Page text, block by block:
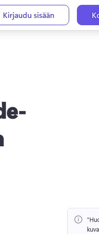
Kirjaudu sisään